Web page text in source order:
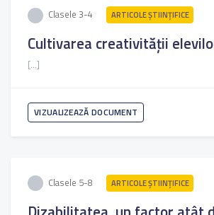
Clasele 3-4 ARTICOLE ŞTIINȚIFICE
Cultivarea creativității
[...]
VIZUALIZEAZĂ DOCUMENT
Clasele 5-8 ARTICOLE ŞTIINȚIFICE